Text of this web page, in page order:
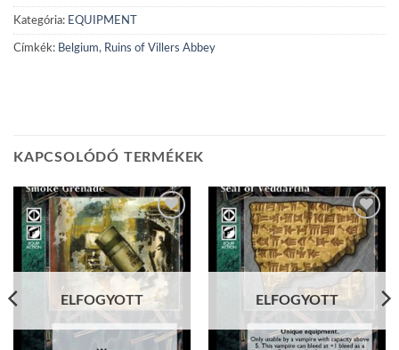
Kategória: EQUIPMENT
Címkék: Belgium, Ruins of Villers Abbey
KAPCSOLÓDÓ TERMÉKEK
Add to
wishlist
ELFOGYOTT
Add to
wishlist
ELFOGYOTT